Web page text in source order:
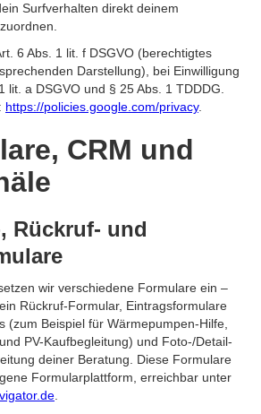
Surfverhalten direkt deinem
6 Abs. 1 lit. f DSGVO (berechtigtes
Darstellung), bei Einwilligung
lit. a DSGVO und § 25 Abs. 1 TDDDG.
https://policies.google.com/privacy.
CRM und
Rückruf- und
wir verschiedene Formulare ein –
Rückruf-Formular, Eintragsformulare
(zum Beispiel für Wärmepumpen-Hilfe,
PV-Kaufbegleitung) und Foto-/Detail-
deiner Beratung. Diese Formulare
Formularplattform, erreichbar unter